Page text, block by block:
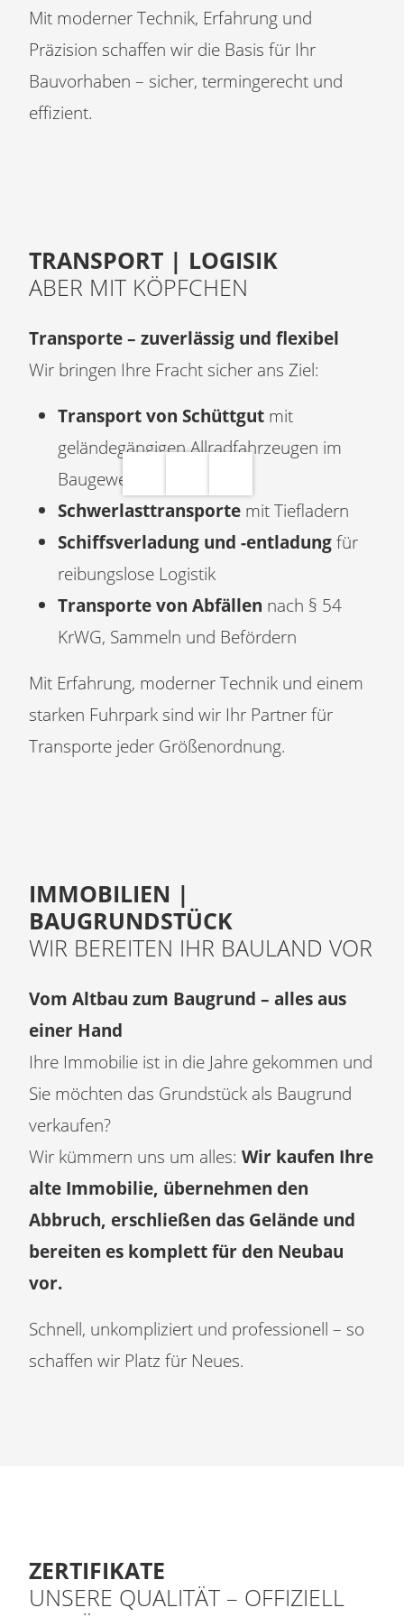
Mail
Mit moderner Technik, Erfahrung und
Präzision schaffen wir die Basis für Ihr
Bauvorhaben – sicher, termingerecht und
effizient.
TRANSPORT | LOGISIK
ABER MIT KÖPFCHEN
Transporte – zuverlässig und flexibel
Wir bringen Ihre Fracht sicher ans Ziel:
Transport von Schüttgut mit
geländegängigen Allradfahrzeugen im
Baugewerbe
Schwerlasttransporte mit Tiefladern
Schiffsverladung und -entladungfür
reibungslose Logistik
Transporte von Abfällen nach § 54
KrWG, Sammeln und Befördern
Mit Erfahrung, moderner Technik und einem
starken Fuhrpark sind wir Ihr Partner für
Transporte jeder Größenordnung.
IMMOBILIEN |
BAUGRUNDSTÜCK
WIR BEREITEN IHR BAULAND VOR
Vom Altbau zum Baugrund – alles aus
einer Hand
Ihre Immobilie ist in die Jahre gekommen und
Sie möchten das Grundstück als Baugrund
verkaufen?
Wir kümmern uns um alles: Wir kaufen Ihre
alte Immobilie, übernehmen den
Abbruch, erschließen das Gelände und
bereiten es komplett für den Neubau
vor.
Schnell, unkompliziert und professionell – so
schaffen wir Platz für Neues.
ZERTIFIKATE
UNSERE QUALITÄT – OFFIZIELL